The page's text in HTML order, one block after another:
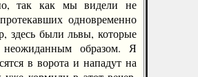
так как мы видели не
одновременно
здесь были львы, которые
неожиданным образом. Я
в ворота и нападут на